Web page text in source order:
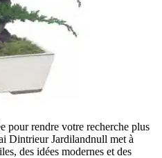
pour rendre votre recherche plus
Dintrieur Jardilandnull met à
des idées modernes et des